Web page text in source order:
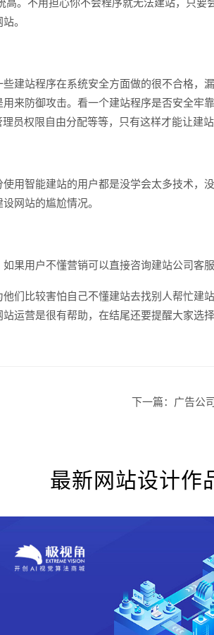
不用担心你不会程序就无法建站，只要
。
站程序在系统安全方面做的很不合格，
来防御攻击。看一个建站程序是否安全牢
员权限自由分配等等，只有这样才能让建站
智能建站的用户都是没学会太多技术，
网站的尴尬情况。
用户不懂营销可以直接咨询建站公司客服
比较害怕自己不懂建站去找别人帮忙建
运营是很有帮助，在结尾还要提醒大家选择
下一篇： 广告公
最新网站设计作